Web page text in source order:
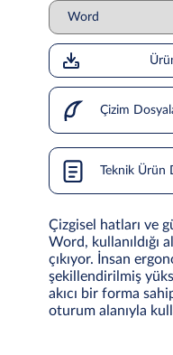
Çizim
Teknik Ürün
Çizgisel hatları ve
Word, kullanıldığı
çıkıyor. İnsan
şekillendirilmiş
akıcı bir forma
oturum alanıyla